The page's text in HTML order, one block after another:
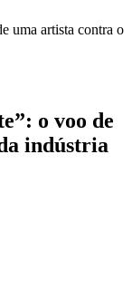
uma artista contra o
o voo de
indústria